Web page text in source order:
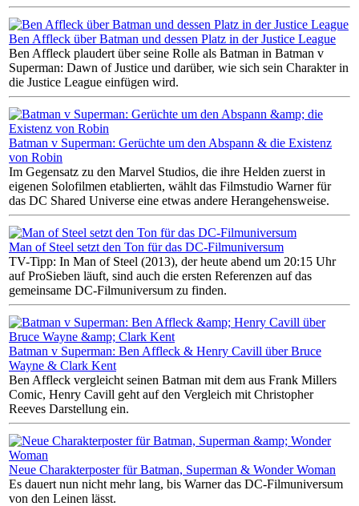
Ben Affleck über Batman und dessen Platz in der Justice League
Ben Affleck plaudert über seine Rolle als Batman in Batman v
Superman: Dawn of Justice und darüber, wie sich sein Charakter in
die Justice League einfügen wird.
Batman v Superman: Gerüchte um den Abspann & die Existenz
von Robin
Im Gegensatz zu den Marvel Studios, die ihre Helden zuerst in
eigenen Solofilmen etablierten, wählt das Filmstudio Warner für
das DC Shared Universe eine etwas andere Herangehensweise.
Man of Steel setzt den Ton für das DC-Filmuniversum
TV-Tipp: In Man of Steel (2013), der heute abend um 20:15 Uhr
auf ProSieben läuft, sind auch die ersten Referenzen auf das
gemeinsame DC-Filmuniversum zu finden.
Batman v Superman: Ben Affleck & Henry Cavill über Bruce
Wayne & Clark Kent
Ben Affleck vergleicht seinen Batman mit dem aus Frank Millers
Comic, Henry Cavill geht auf den Vergleich mit Christopher
Reeves Darstellung ein.
Neue Charakterposter für Batman, Superman & Wonder Woman
Es dauert nun nicht mehr lang, bis Warner das DC-Filmuniversum
von den Leinen lässt.